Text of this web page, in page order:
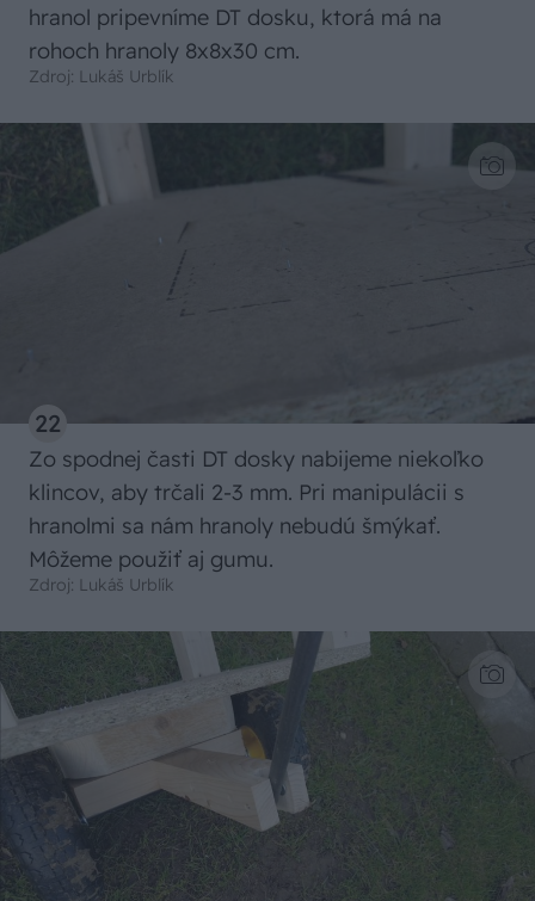
hranol pripevníme DT dosku, ktorá má na
rohoch hranoly 8x8x30 cm.
Zdroj: Lukáš Urblík
22
Zo spodnej časti DT dosky nabijeme niekoľko
klincov, aby trčali 2-3 mm. Pri manipulácii s
hranolmi sa nám hranoly nebudú šmýkať.
Môžeme použiť aj gumu.
Zdroj: Lukáš Urblík